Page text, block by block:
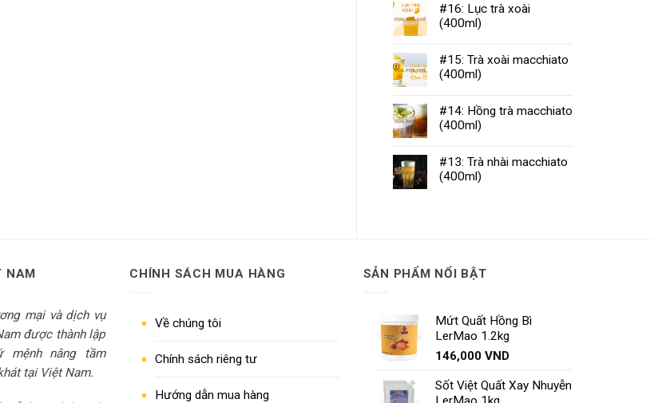
#16: Lục trà xoài
(400ml)
#15: Trà xoài macchiato
(400ml)
#14: Hồng trà macchiato
(400ml)
#13: Trà nhài macchiato
(400ml)
NAM
mại và dịch vụ
được thành lập
mệnh nâng tầm
tại Việt Nam.
CHÍNH SÁCH MUA HÀNG
Về chúng tôi
Chính sách riêng tư
Hướng dẫn mua hàng
SẢN PHẨM NỔI BẬT
Mứt Quất Hồng Bì
LerMao 1.2kg
146,000 VND
Sốt Việt Quất Xay Nhuyễn